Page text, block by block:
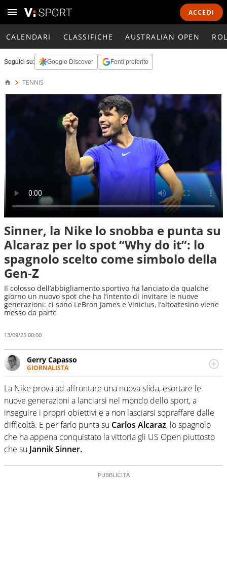
ACCEDI
CALENDARI CLASSIFICHE AUSTRALIAN OPEN
Seguici su: Google Discover Fonti preferite
TENNIS
Sinner, la Nike lo snobba e punta su
Alcaraz per lo spot “Why do it”: lo
spagnolo scelto come simbolo della
Gen-Z
Il colosso dell’abbigliamento sportivo ha lanciato da qualche
giorno un nuovo spot che ha l’intento di invitare le nuove
generazioni: ci sono LeBron James e Vinicius, l’altoatesino viene
messo da parte
13/09/25 00:00
Gerry Capasso
GIORNALISTA
Per lui gli sport americani non hanno segreti: basket,
football, baseball e la capacità innata di trovare la notizia
dove altri non vedono granché
La Nike prova ad affrontare una nuova sfida, esortare le
nuove generazioni a lanciarsi nel mondo dello sport, a
inseguire i propri obiettivi e a non lasciarsi sopraffare dalle
difficoltà. E per farlo punta su Carlos Alcaraz, lo spagnolo
che ha appena conquistato la vittoria gli US Open piuttosto
che su Jannik Sinner.